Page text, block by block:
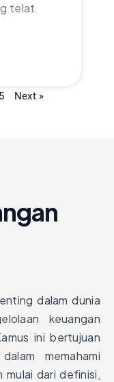
telat
5 Next »
dalam dunia
keuangan
ini bertujuan
memahami
mulai dari definisi,